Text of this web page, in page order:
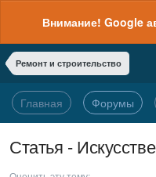
Внимание! Google
Ремонт и строительство
Главная Форумы
Статья -